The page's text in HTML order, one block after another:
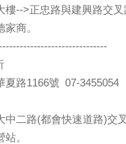
樓-->正忠路與建興路交
商。
夏路1166號 07-3455054
中二路(都會快速道路)交
。